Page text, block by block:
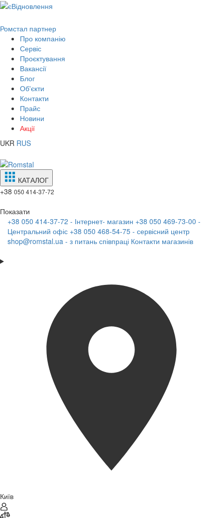
Ромстал партнер
Про компанію
Сервіс
Проєктування
Вакансії
Блог
Об'єкти
Контакти
Прайс
Новини
Акції
UKR RUS
КАТАЛОГ
+38 050 414-37-72
Показати
+38 050 414-37-72 - Інтернет- магазин +38 050 469-73-00 -
Центральний офіс +38 050 468-54-75 - сервісний центр
shop@romstal.ua - з питань співпраці Контакти магазинів
Київ